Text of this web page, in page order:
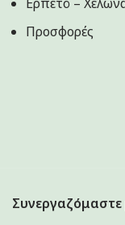
Προσφορές
Συνεργαζόμαστε